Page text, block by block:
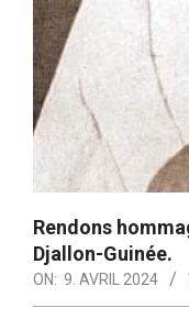
Rendons
Djallon-Guinée.
ON: 9. AVRIL 2024